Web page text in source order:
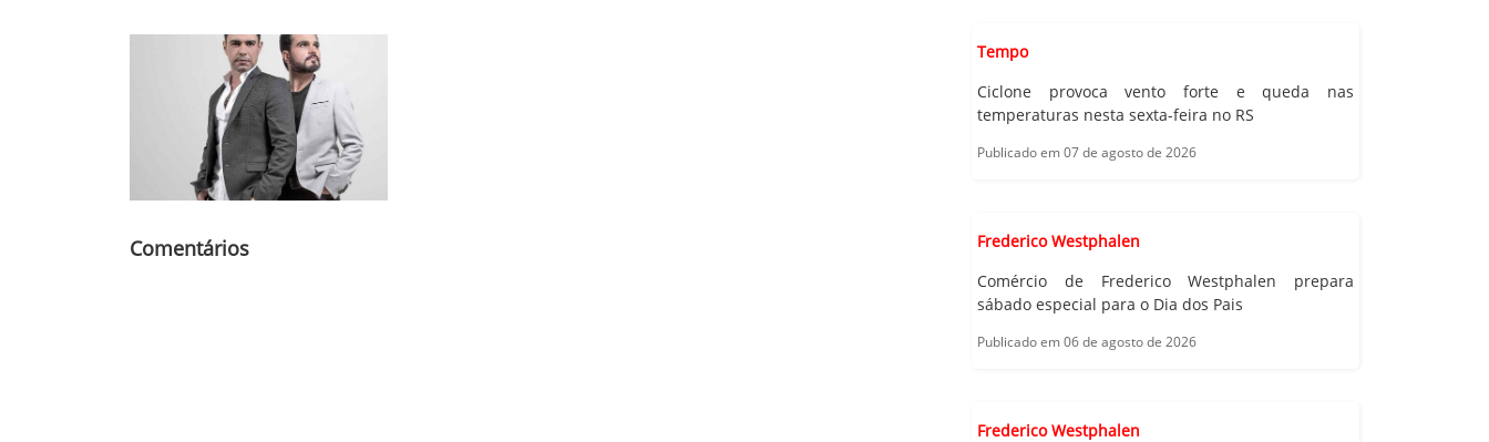
Comentários
Tempo
Ciclone provoca vento forte e queda nas
temperaturas nesta sexta-feira no RS
Publicado em 07 de agosto de 2026
Frederico Westphalen
Comércio de Frederico Westphalen prepara
sábado especial para o Dia dos Pais
Publicado em 06 de agosto de 2026
Frederico Westphalen